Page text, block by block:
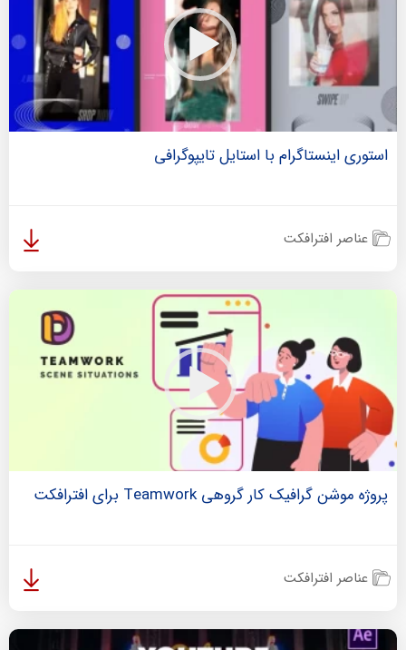
استوری اینستاگرام با استایل تایپوگرافی
عناصر افترافکت
پروژه موشن گرافیک کار گروهی Teamwork برای افترافکت
عناصر افترافکت